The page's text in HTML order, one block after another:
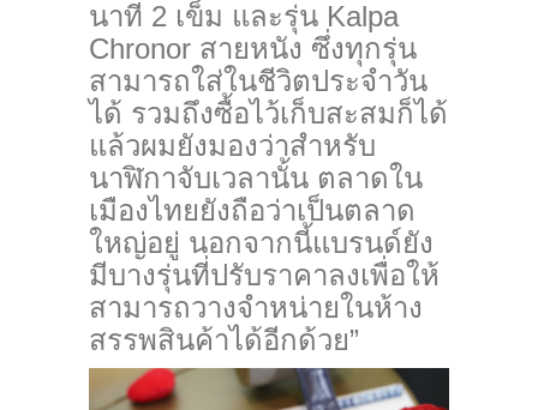
นาที 2 เข็ม และรุ่น Kalpa
Chronor สายหนัง ซึ่งทุกรุ่น
สามารถใส่ในชีวิตประจำวัน
ได้ รวมถึงซื้อไว้เก็บสะสมก็ได้
แล้วผมยังมองว่าสำหรับ
นาฬิกาจับเวลานั้น ตลาดใน
เมืองไทยยังถือว่าเป็นตลาด
ใหญ่อยู่ นอกจากนี้แบรนด์ยัง
มีบางรุ่นที่ปรับราคาลงเพื่อให้
สามารถวางจำหน่ายในห้าง
สรรพสินค้าได้อีกด้วย”